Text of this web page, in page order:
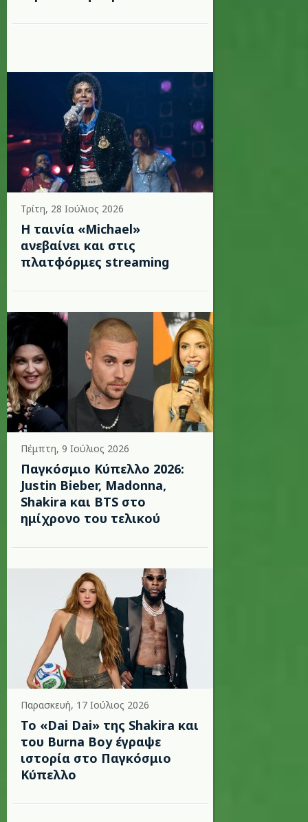
Τρίτη, 28 Ιούλιος 2026
Η ταινία «Michael»
ανεβαίνει και στις
πλατφόρμες streaming
Πέμπτη, 9 Ιούλιος 2026
Παγκόσμιο Κύπελλο 2026:
Justin Bieber, Madonna,
Shakira και BTS στο
ημίχρονο του τελικού
Παρασκευή, 17 Ιούλιος 2026
To «Dai Dai» της Shakira και
του Burna Boy έγραψε
ιστορία στο Παγκόσμιο
Κύπελλο